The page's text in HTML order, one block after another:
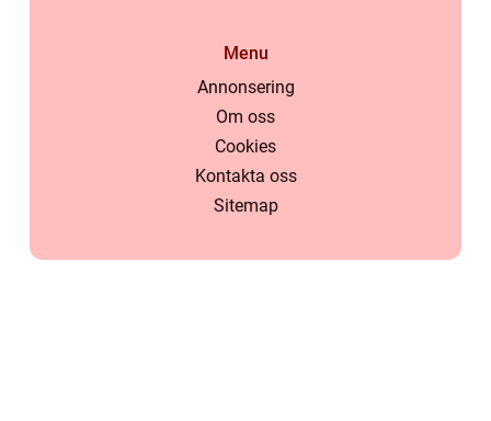
Menu
Annonsering
Om oss
Cookies
Kontakta oss
Sitemap